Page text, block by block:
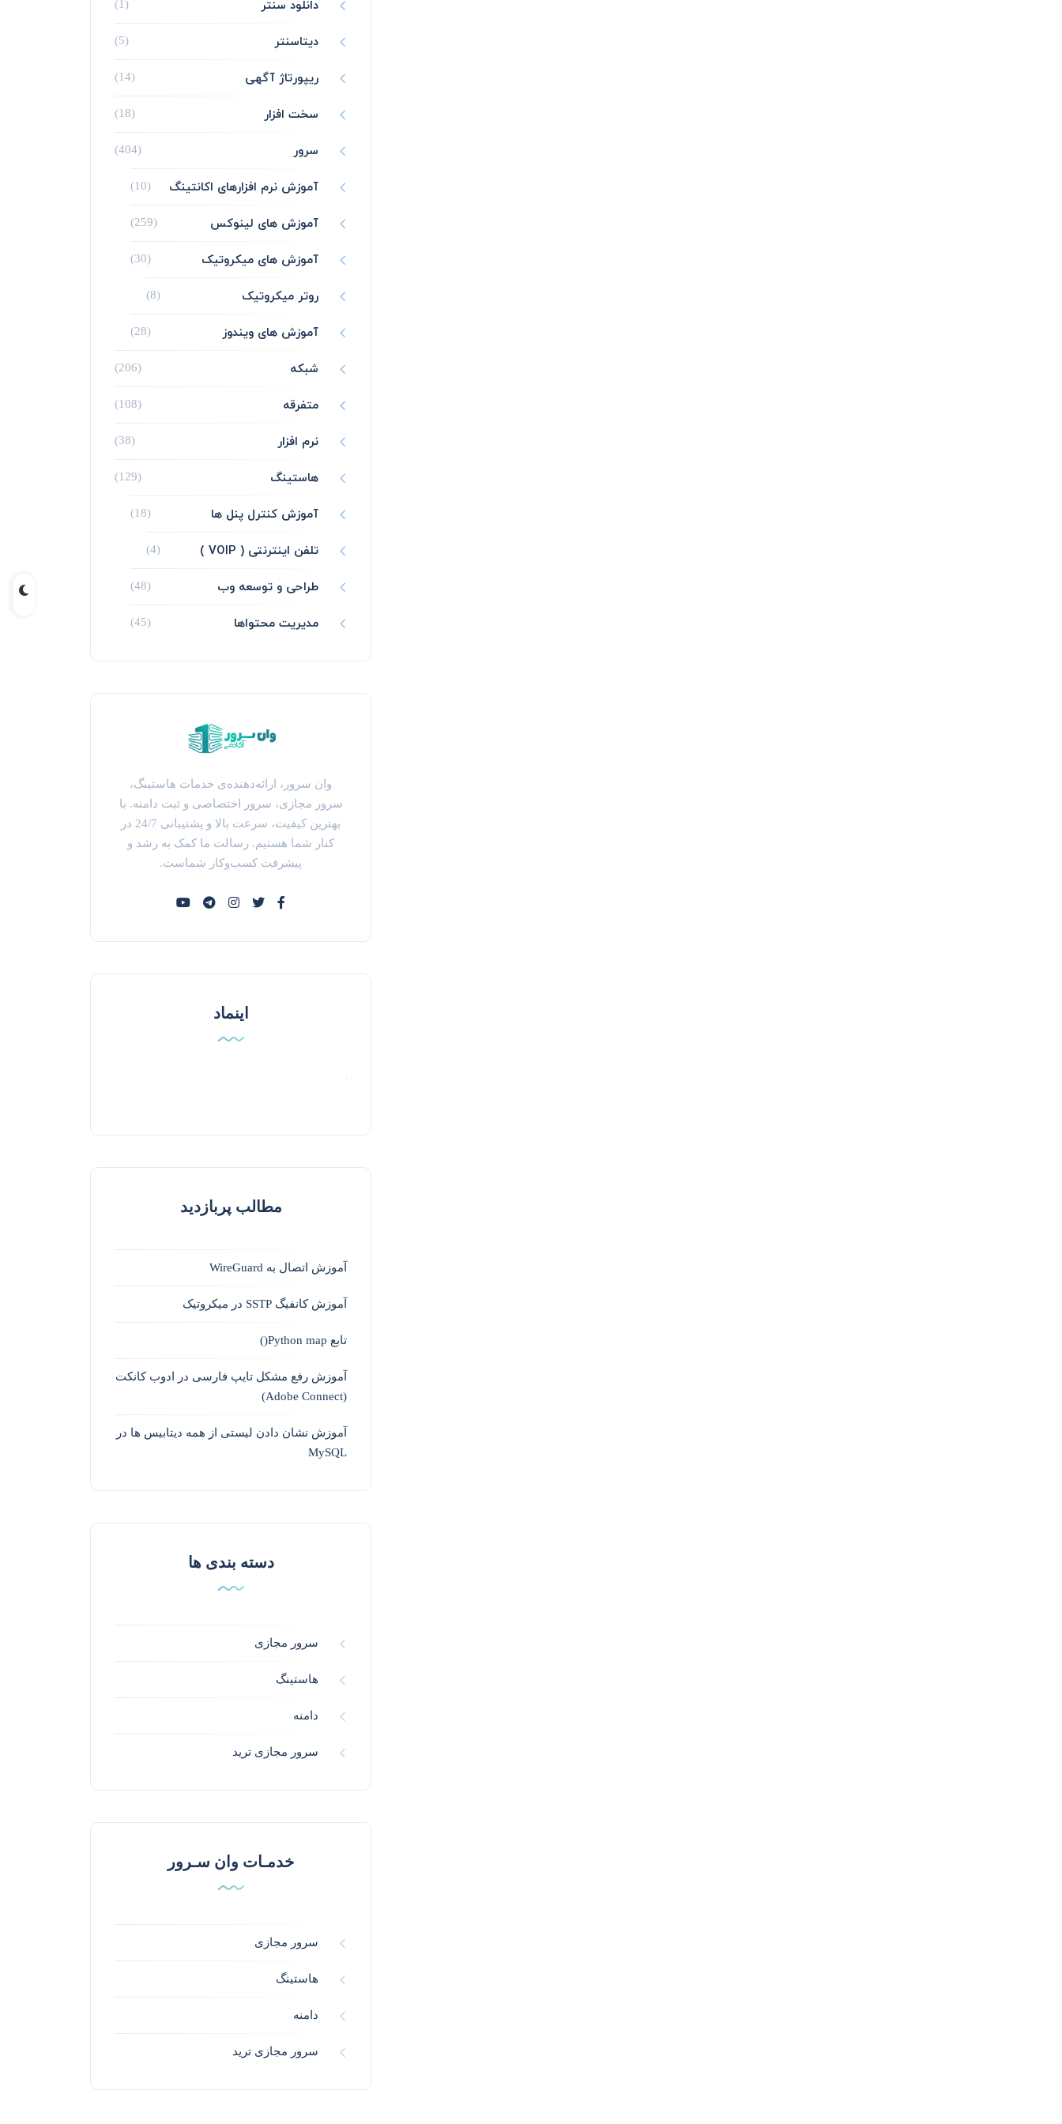
دانلود سنتر (1)
دیتاسنتر (5)
ریپورتاژ آگهی (14)
سخت افزار (18)
سرور (404)
آموزش نرم افزارهای اکانتینگ (10)
آموزش های لینوکس (259)
آموزش های میکروتیک (30)
روتر میکروتیک (8)
آموزش های ویندوز (28)
شبکه (206)
متفرقه (108)
نرم افزار (38)
هاستینگ (129)
آموزش کنترل پنل ها (18)
تلفن اینترنتی ( VOIP ) (4)
طراحی و توسعه وب (48)
مدیریت محتواها (45)
وان سرور، ارائه‌دهنده‌ی خدمات هاستینگ،
سرور مجازی، سرور اختصاصی و ثبت دامنه. با
بهترین کیفیت، سرعت بالا و پشتیبانی 24/7 در
کنار شما هستیم. رسالت ما کمک به رشد و
پیشرفت کسب‌وکار شماست.
اینماد
مطالب پربازدید
آموزش اتصال به WireGuard
آموزش کانفیگ SSTP در میکروتیک
تابع Python map()
آموزش رفع مشکل تایپ فارسی در ادوب کانکت
(Adobe Connect)
آموزش نشان دادن لیستی از همه دیتابیس ها در
MySQL
دسته بندی ها
سرور مجازی
هاستینگ
دامنه
سرور مجازی ترید
خدمـات وان سـرور
سرور مجازی
هاستینگ
دامنه
سرور مجازی ترید